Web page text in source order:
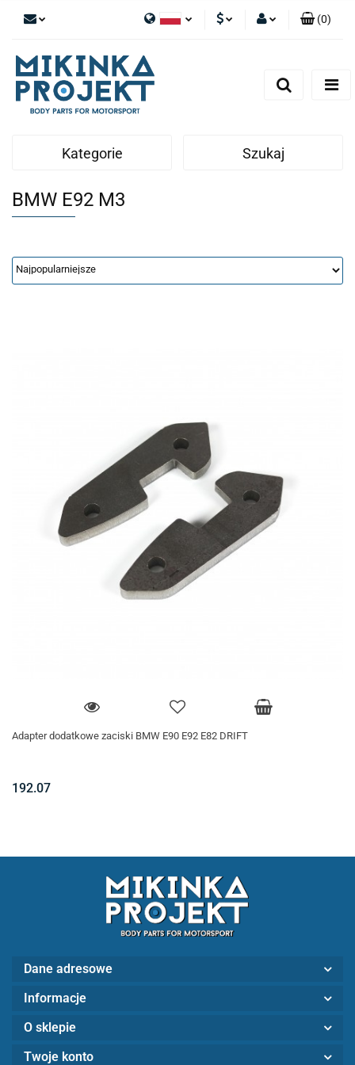
Polski
English
(0)
Kategorie Szukaj
BMW E92 M3
Adapter dodatkowe zaciski BMW E90 E92 E82 DRIFT
192.07
Dane adresowe
Informacje
O sklepie
Twoje konto